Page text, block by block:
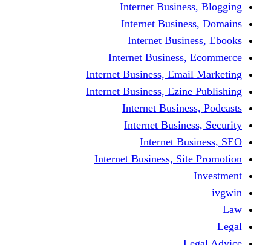
Internet
Internet
Internet
Internet Business,
Internet Business,
Internet Business,
Internet
Internet
Internet
Internet Business,